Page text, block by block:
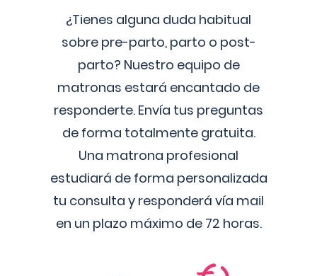
¿Tienes alguna duda habitual
sobre pre-parto, parto o post-
parto? Nuestro equipo de
matronas estará encantado de
responderte. Envía tus preguntas
de forma totalmente gratuita.
Una matrona profesional
estudiará de forma personalizada
tu consulta y responderá vía mail
en un plazo máximo de 72 horas.